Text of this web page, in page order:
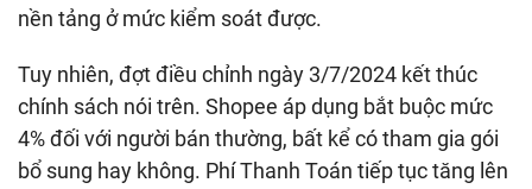
nền tảng ở mức kiểm soát được.
Tuy nhiên, đợt điều chỉnh ngày 3/7/2024 kết thúc
chính sách nói trên. Shopee áp dụng bắt buộc mức
4% đối với người bán thường, bất kể có tham gia gói
bổ sung hay không. Phí Thanh Toán tiếp tục tăng lên